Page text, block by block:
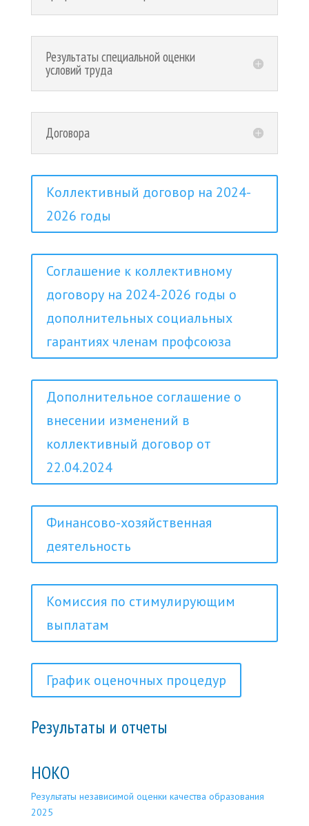
Результаты специальной оценки
условий труда
Договора
Коллективный договор на 2024-
2026 годы
Соглашение к коллективному
договору на 2024-2026 годы о
дополнительных социальных
гарантиях членам профсоюза
Дополнительное соглашение о
внесении изменений в
коллективный договор от
22.04.2024
Финансово-хозяйственная
деятельность
Комиссия по стимулирующим
выплатам
График оценочных процедур
Результаты и отчеты
НОКО
Результаты независимой оценки качества образования
2025